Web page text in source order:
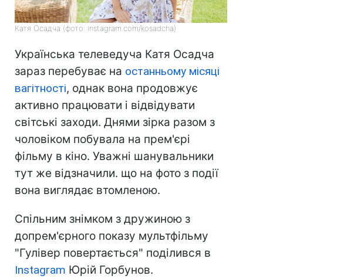
Катя Осадча (фото: instagram.com/kosadcha)
Українська телеведуча Катя Осадча
зараз перебуває на останньому місяці
вагітності, однак вона продовжує
активно працювати і відвідувати
світські заходи. Днями зірка разом з
чоловіком побувала на прем'єрі
фільму в кіно. Уважні шанувальники
тут же відзначили. що на фото з події
вона виглядає втомленою.
Спільним знімком з дружиною з
допрем'єрного показу мультфільму
"Гулівер повертається" поділився в
Instagram Юрій Горбунов.